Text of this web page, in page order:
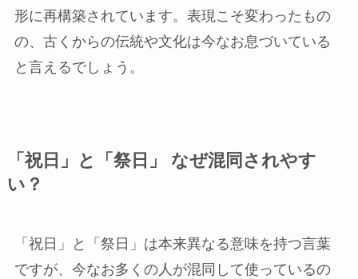
形に再構築されています。表現こそ変わったもの
の、古くからの伝統や文化は今なお息づいている
と言えるでしょう。
「祝日」と「祭日」 なぜ混同されやす
い？
「祝日」と「祭日」は本来異なる意味を持つ言葉
ですが、今なお多くの人が混同して使っているの